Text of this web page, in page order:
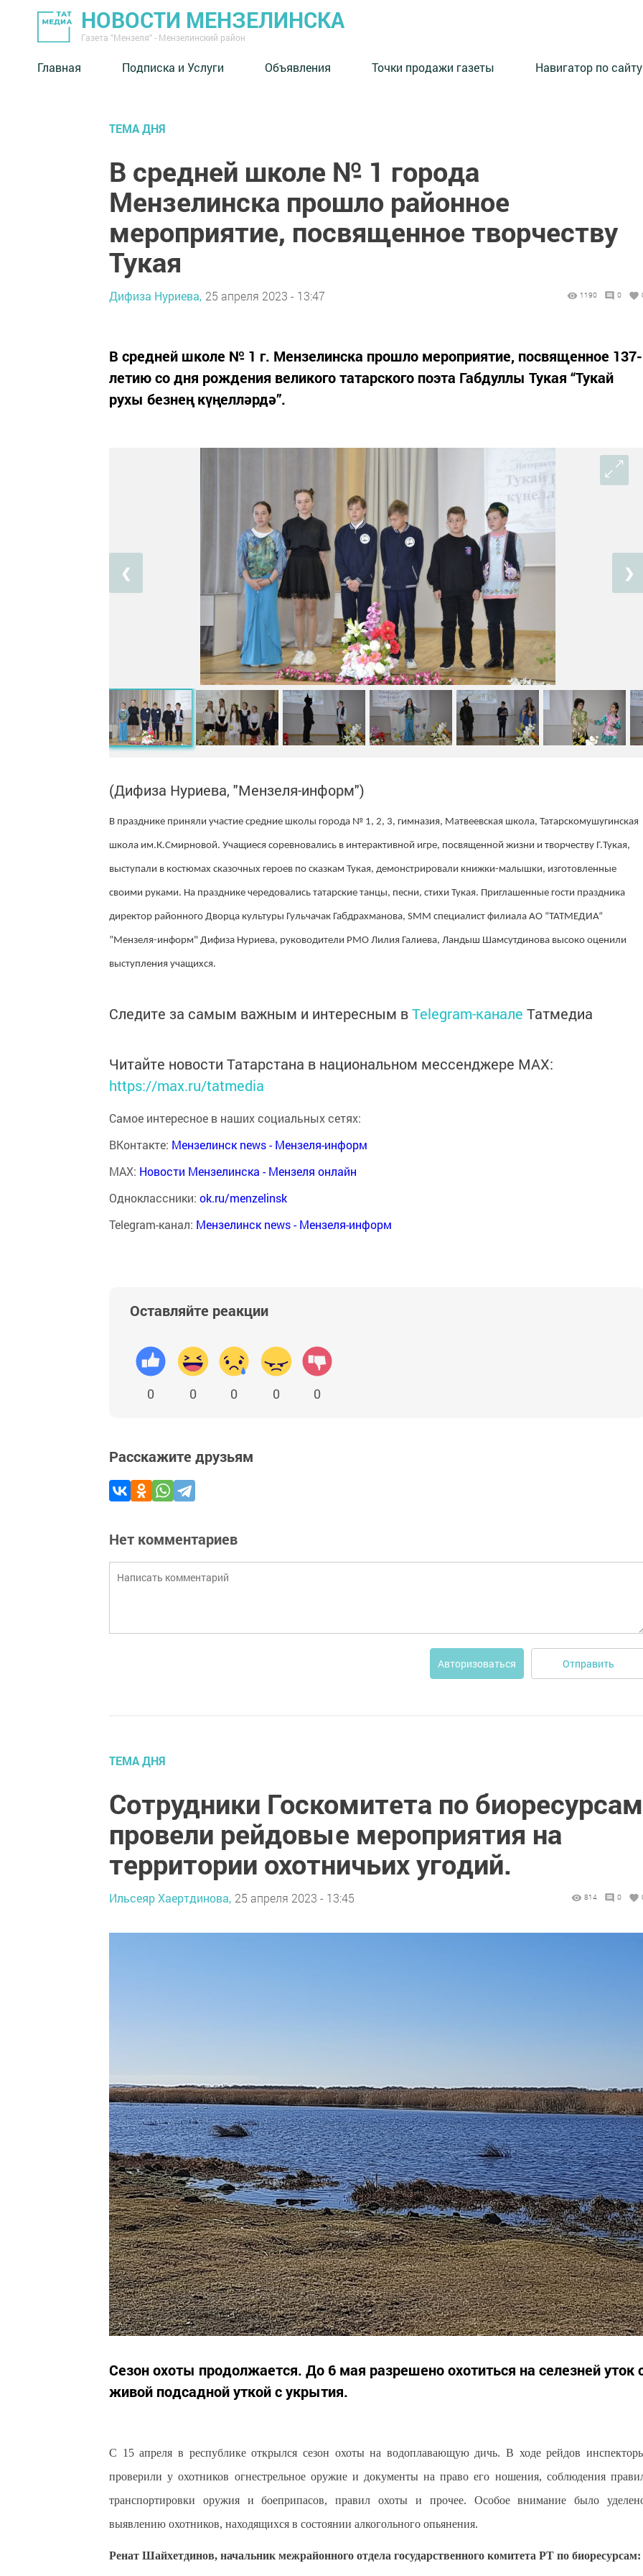
НОВОСТИ МЕНЗЕЛИНСКА
Газета "Мензеля" - Мензелинский район
Главная Подписка и Услуги Объявления Точки продажи газеты Навигатор по сайту
ТЕМА ДНЯ
В средней школе № 1 города
Мензелинска прошло районное
мероприятие, посвященное творчеству
Тукая
Дифиза Нуриева, 25 апреля 2023 - 13:47 1190 0
В средней школе № 1 г. Мензелинска прошло мероприятие, посвященное 137-
летию со дня рождения великого татарского поэта Габдуллы Тукая “Тукай
рухы безнең күңелләрдә”.
❮ ❯
(Дифиза Нуриева, "Мензеля-информ")
В празднике приняли участие средние школы города № 1, 2, 3, гимназия, Матвеевская школа, Татарскомушугинская
школа им.К.Смирновой. Учащиеся соревновались в интерактивной игре, посвященной жизни и творчеству Г.Тукая,
выступали в костюмах сказочных героев по сказкам Тукая, демонстрировали книжки-малышки, изготовленные
своими руками. На празднике чередовались татарские танцы, песни, стихи Тукая. Приглашенные гости праздника
директор районного Дворца культуры Гульчачак Габдрахманова, SMM специалист филиала АО “ТАТМЕДИА“
”Мензеля-информ" Дифиза Нуриева, руководители РМО Лилия Галиева, Ландыш Шамсутдинова высоко оценили
выступления учащихся.
Следите за самым важным и интересным вTelegram-канале Татмедиа
Читайте новости Татарстана в национальном мессенджере MАХ:
https://max.ru/tatmedia
Самое интересное в наших социальных сетях:
ВКонтакте: Мензелинск news - Мензеля-информ
MAX: Новости Мензелинска - Мензеля онлайн
Одноклассники: ok.ru/menzelinsk
Telegram-канал: Мензелинск news - Мензеля-информ
Оставляйте реакции
0 0 0 0 0
Расскажите друзьям
Нет комментариев
Авторизоваться Отправить
ТЕМА ДНЯ
Сотрудники Госкомитета по биоресурсам
провели рейдовые мероприятия на
территории охотничьих угодий.
Ильсеяр Хаертдинова, 25 апреля 2023 - 13:45 814 0
Сезон охоты продолжается. До 6 мая разрешено охотиться на селезней уток
живой подсадной уткой с укрытия.
С 15 апреля в республике открылся сезон охоты на водоплавающую дичь. В ходе рейдов
проверили у охотников огнестрельное оружие и документы на право его ношения, соблюдения
транспортировки оружия и боеприпасов, правил охоты и прочее. Особое внимание было
выявлению охотников, находящихся в состоянии алкогольного опьянения.
Ренат Шайхетдинов, начальник межрайонного отдела государственного комитета РТ по биоресурсам: